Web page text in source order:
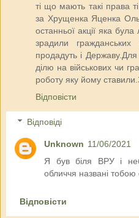
ті що мають такі права
за Хрущенка Яценка
останньої акції яка
зрадили гражданських
продадуть і
ділю на військових чи
роботу яку йому
Відповісти
Відповіді
Unknown 11/06/2021
Я був біля ВРУ і
обличчя названі тобою
Відповісти